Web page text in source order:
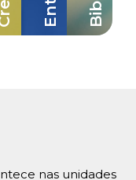
nas unidades